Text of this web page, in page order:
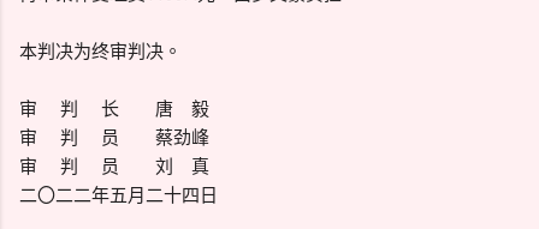
本判决为终审判决。
审 判 长 唐 毅
审 判 员 蔡劲峰
审 判 员 刘 真
二〇二二年五月二十四日